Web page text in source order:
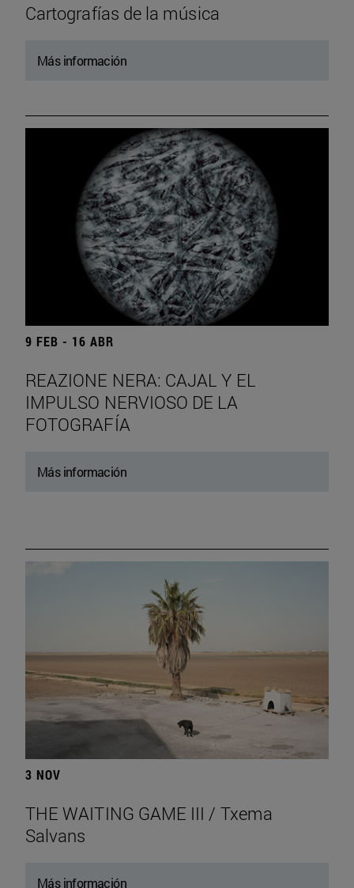
Cartografías de la música
Más información
9 FEB - 16 ABR
REAZIONE NERA: CAJAL Y EL
IMPULSO NERVIOSO DE LA
FOTOGRAFÍA
Más información
3 NOV
THE WAITING GAME III / Txema
Salvans
Más información